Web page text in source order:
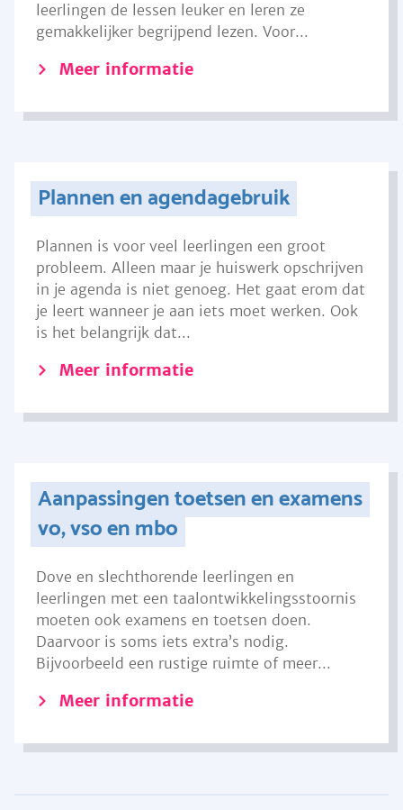
leerlingen de lessen leuker en leren ze
gemakkelijker begrijpend lezen. Voor...
Meer informatie
Plannen en agendagebruik
Plannen is voor veel leerlingen een groot
probleem. Alleen maar je huiswerk opschrijven
in je agenda is niet genoeg. Het gaat erom dat
je leert wanneer je aan iets moet werken. Ook
is het belangrijk dat...
Meer informatie
Aanpassingen toetsen en examens
vo, vso en mbo
Dove en slechthorende leerlingen en
leerlingen met een taalontwikkelingsstoornis
moeten ook examens en toetsen doen.
Daarvoor is soms iets extra’s nodig.
Bijvoorbeeld een rustige ruimte of meer...
Meer informatie